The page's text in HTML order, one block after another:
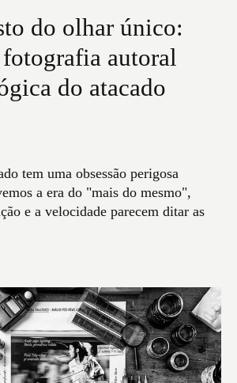
do olhar único:
fotografia autoral
do atacado
tem uma obsessão perigosa
a era do "mais do mesmo",
e a velocidade parecem ditar as